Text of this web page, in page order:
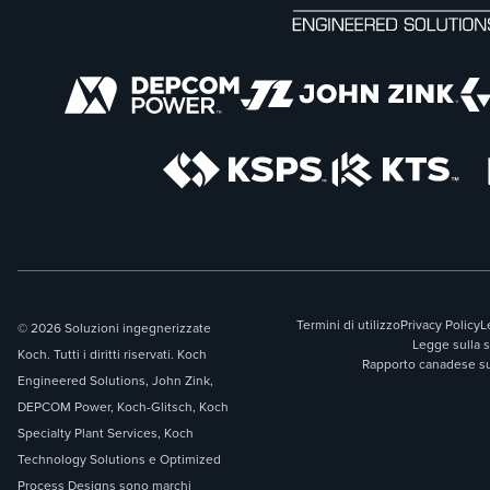
© 2026 Soluzioni ingegnerizzate
Koch. Tutti i diritti riservati. Koch
Engineered Solutions, John Zink,
DEPCOM Power, Koch-Glitsch, Koch
Specialty Plant Services, Koch
Technology Solutions e Optimized
Process Designs sono marchi
Termini di utilizzoPrivacy Policy
Legge sulla
Rapporto canadese